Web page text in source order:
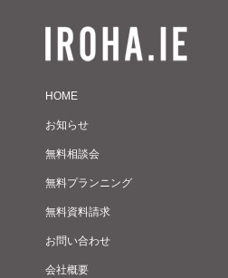
HOME
お知らせ
無料相談会
無料プランニング
無料資料請求
お問い合わせ
会社概要